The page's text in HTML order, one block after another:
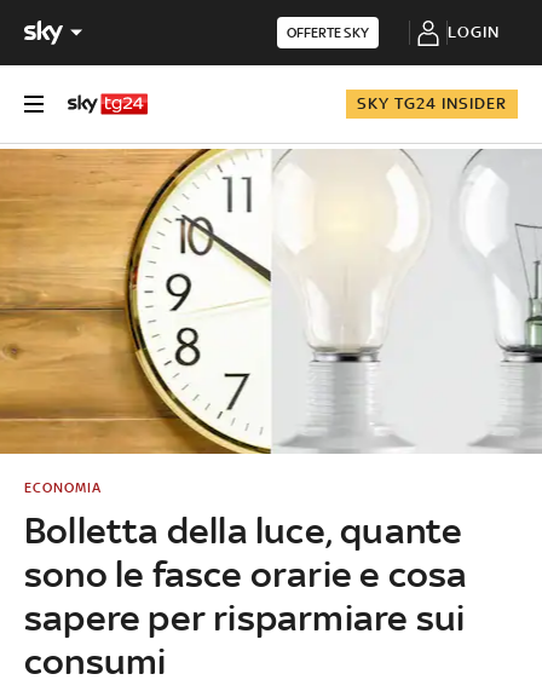
OFFERTE SKY LOGIN
SKY TG24 INSIDER
Bolletta della luce, quante
sono le fasce orarie e cosa
sapere per risparmiare sui
consumi
ECONOMIA